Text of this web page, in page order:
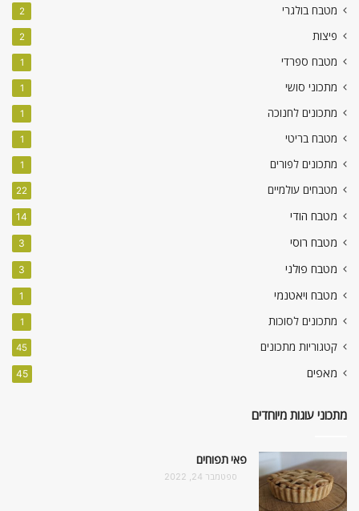
מטבח בולגרי 2
פיצות 2
מטבח ספרדי 1
מתכוני סושי 1
מתכונים לחנוכה 1
מטבח בריטי 1
מתכונים לפורים 1
מטבחים עולמיים 22
מטבח הודי 14
מטבח רוסי 3
מטבח פולני 3
מטבח ויאטנמי 1
מתכונים לסוכות 1
קטגוריות מתכונים 45
מאפים 45
מתכוני עוגות מיוחדים
פאי תפוחים
ספטמבר 24, 2022